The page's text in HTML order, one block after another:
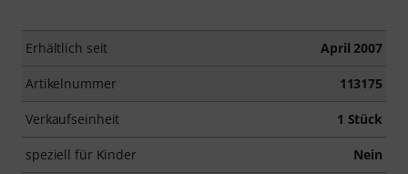
Erhältlich seit April 2007
Artikelnummer 113175
Verkaufseinheit 1 Stück
speziell für Kinder Nein